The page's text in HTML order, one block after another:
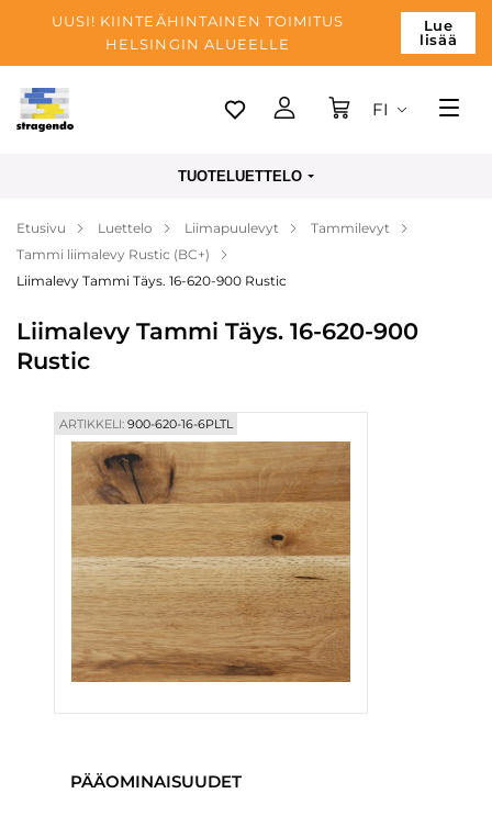
UUSI! KIINTEÄHINTAINEN TOIMITUS
HELSINGIN ALUEELLE
Lue
lisää
Tallinn
Maksu
Yrityksen
Blogi
Yhteystiedot
FI
TUOTELUETTELO
Etusivu Luettelo Liimapuulevyt
Tammilevyt
Tammi liimalevy Rustic (BC+)
Liimalevy Tammi Täys. 16-620-900 Rustic
Liimalevy Tammi Täys. 16-620-900
Rustic
ARTIKKELI:900-620-16-6PLTL
PÄÄOMINAISUUDET